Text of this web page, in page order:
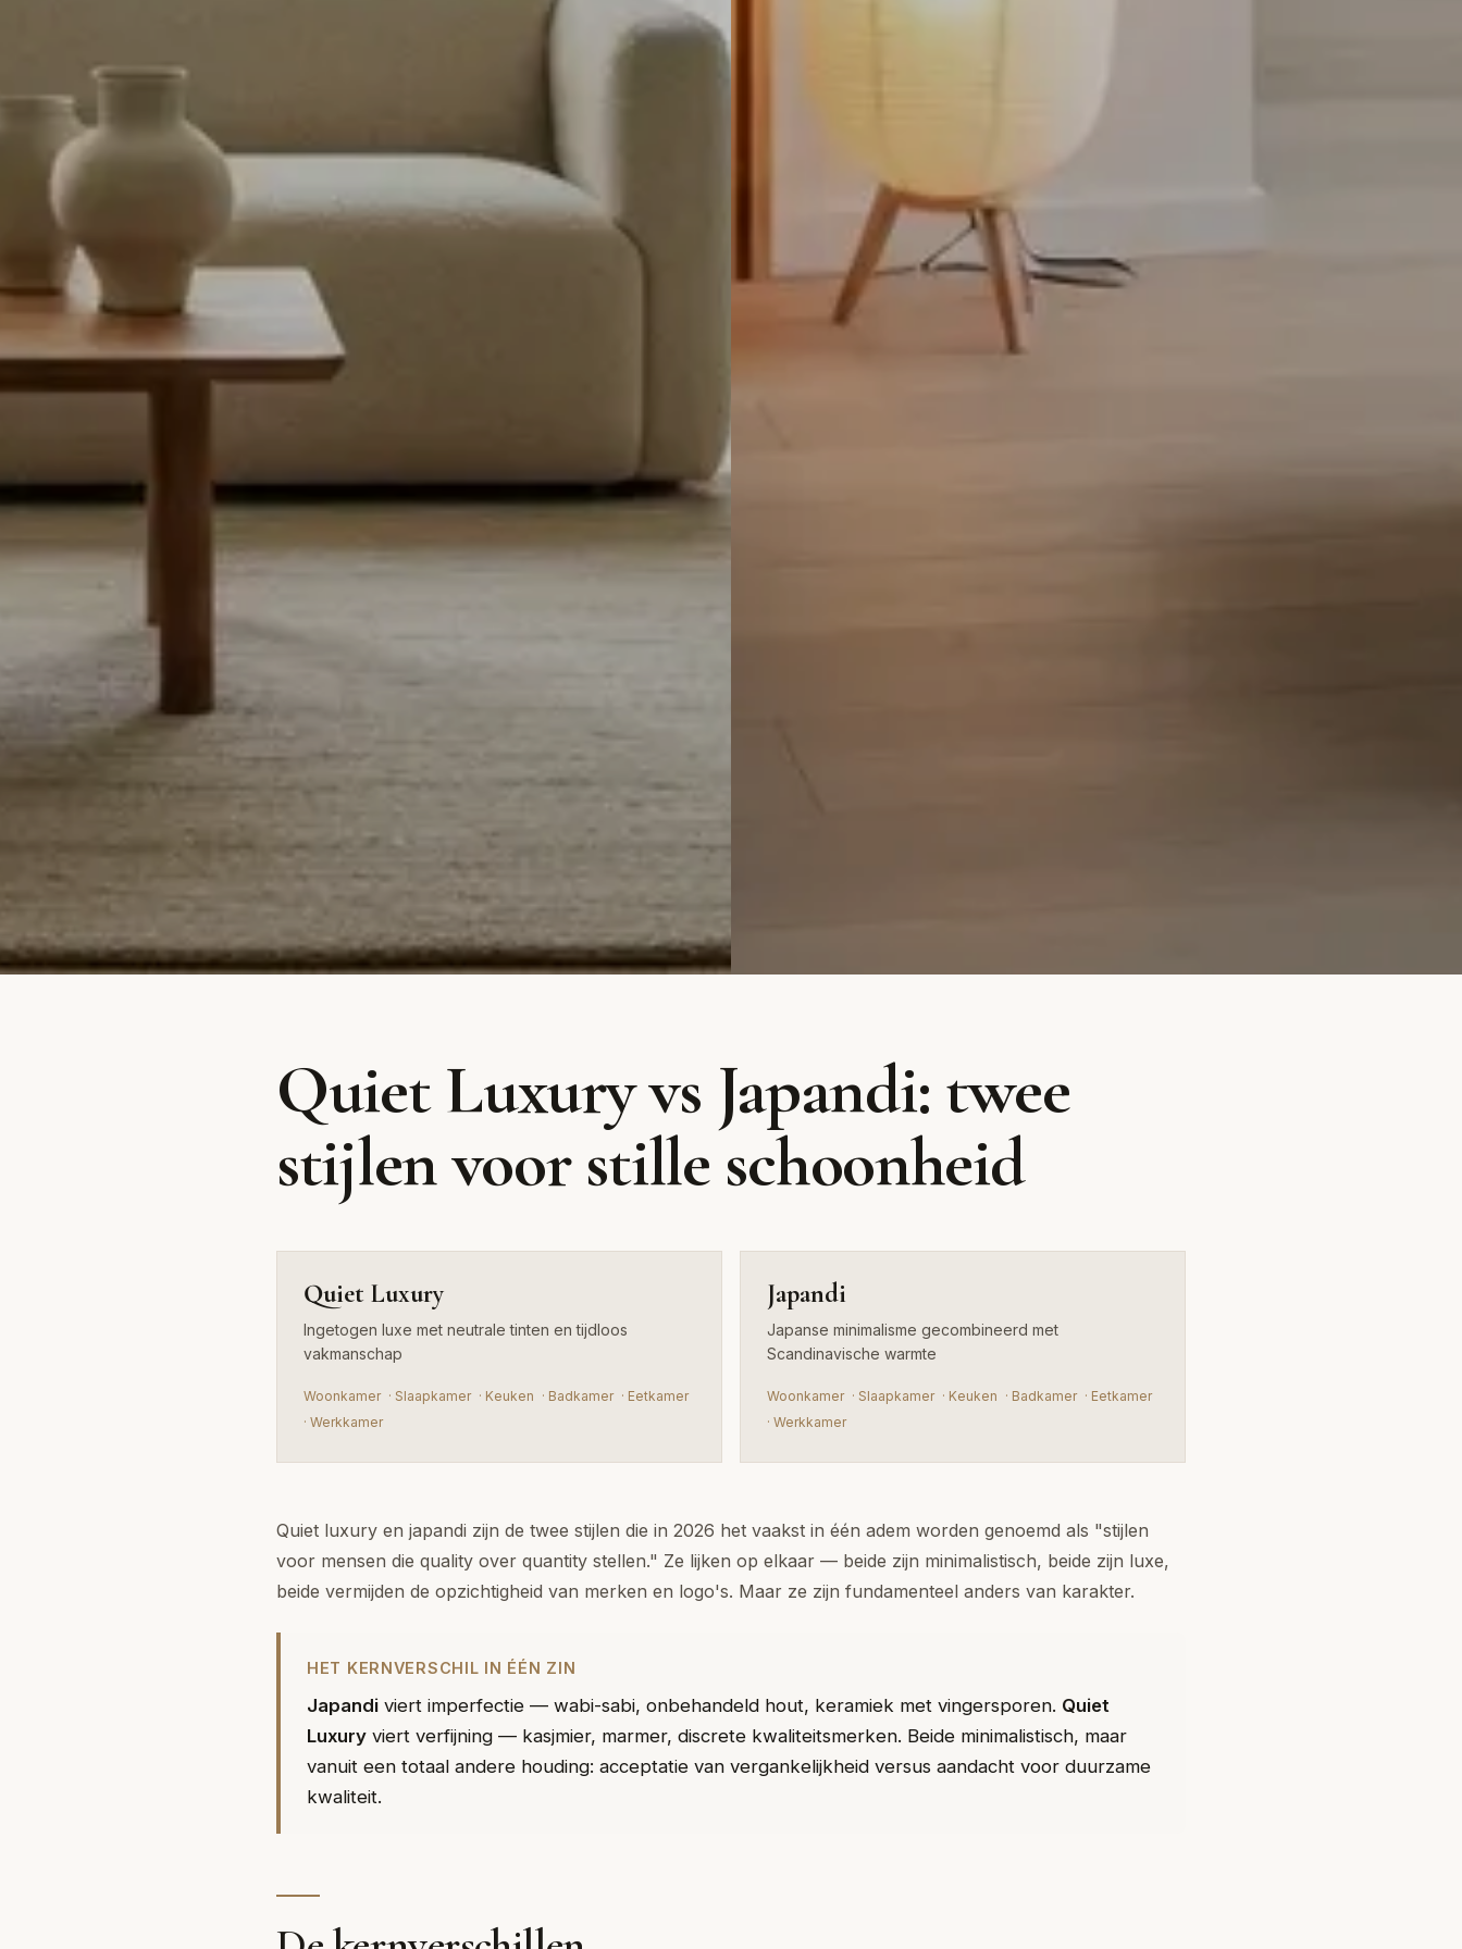
Quiet Luxury
Ingetogen luxe met neutrale tinten en tijdloos
Japandi
Japanse minimalisme gecombineerd met
Scandinavische warmte
Quiet Luxury vs Japandi: twee
stijlen voor stille schoonheid
Quiet Luxury
Ingetogen luxe met neutrale tinten en tijdloos
vakmanschap
Woonkamer · Slaapkamer · Keuken · Badkamer · Eetkamer
· Werkkamer
Japandi
Japanse minimalisme gecombineerd met
Scandinavische warmte
Woonkamer · Slaapkamer · Keuken · Badkamer · Eetkamer
· Werkkamer
Quiet luxury en japandi zijn de twee stijlen die in 2026 het vaakst in één adem worden genoemd als "stijlen
voor mensen die quality over quantity stellen." Ze lijken op elkaar — beide zijn minimalistisch, beide zijn luxe,
beide vermijden de opzichtigheid van merken en logo's. Maar ze zijn fundamenteel anders van karakter.
HET KERNVERSCHIL IN ÉÉN ZIN
Japandi viert imperfectie — wabi-sabi, onbehandeld hout, keramiek met vingersporen. Quiet
Luxury viert verfijning — kasjmier, marmer, discrete kwaliteitsmerken. Beide minimalistisch, maar
vanuit een totaal andere houding: acceptatie van vergankelijkheid versus aandacht voor duurzame
kwaliteit.